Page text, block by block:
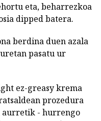
eta, beharrezkoa
dipped batera.
berdina duen azala
pasatu ur
ez-greasy krema
prozedura
aurretik - hurrengo